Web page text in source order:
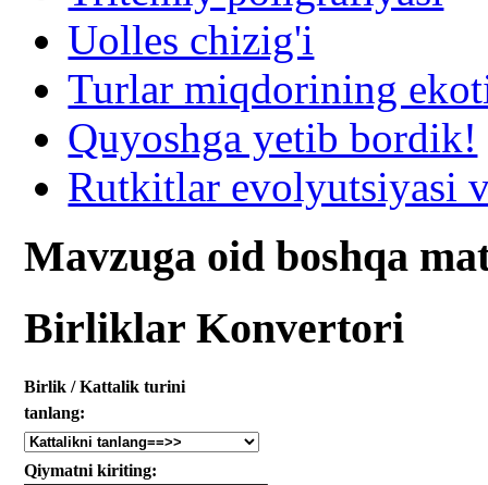
Uolles chizig'i
Turlar miqdorining
Quyoshga yetib bordik!
Rutkitlar evolyutsiyasi
Mavzuga oid boshqa
Birliklar Konvertori
Birlik / Kattalik turini
tanlang:
Qiymatni kiriting: